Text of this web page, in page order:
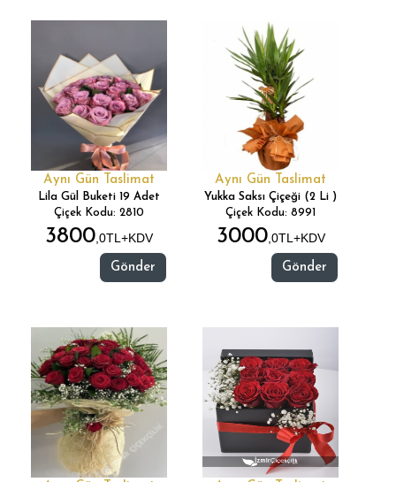
Aynı Gün Taslimat
Lila Gül Buketi 19 Adet
Çiçek Kodu: 2810
3800,0TL+KDV
Gönder
Aynı Gün Taslimat
Yukka Saksı Çiçeği (2 Li )
Çiçek Kodu: 8991
3000,0TL+KDV
Gönder